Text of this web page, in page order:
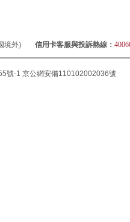
境外) 信用卡客服與投訴熱線：
號-1 京公網安備110102002036號